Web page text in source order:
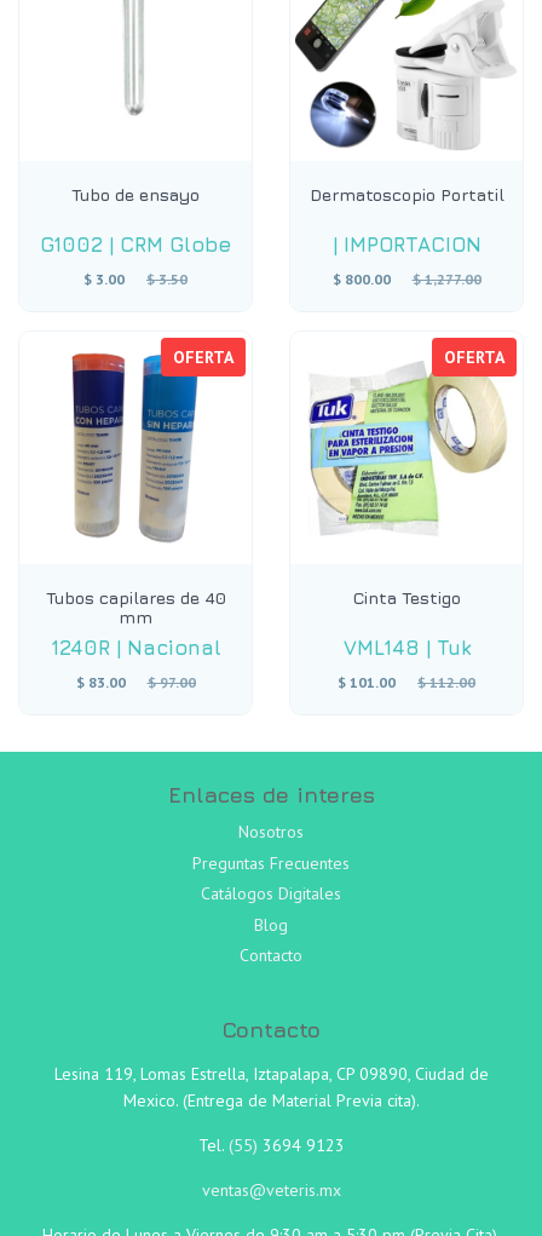
Tubo de ensayo
G1002 | CRM Globe
$ 3.00
Precio
$ 3.50
Dermatoscopio Portatil
| IMPORTACION
$ 800.00
Precio
$ 1,277.00
OFERTA
Tubos capilares de 40
mm
1240R | Nacional
$ 83.00
Precio
$ 97.00
OFERTA
Cinta Testigo
VML148 | Tuk
$ 101.00
Precio
$ 112.00
Enlaces de interes
Nosotros
Preguntas Frecuentes
Catálogos Digitales
Blog
Contacto
Contacto
Lesina 119, Lomas Estrella, Iztapalapa, CP 09890, Ciudad de
Mexico. (Entrega de Material Previa cita).
Tel. (55) 3694 9123
ventas@veteris.mx